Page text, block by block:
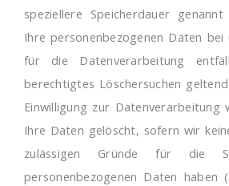
speziellere Speicherdauer
Ihre personenbezogenen Daten
für die Datenverarbeitung
berechtigtes Löschersuchen
Einwilligung zur Datenverarbeitung
Ihre Daten gelöscht, sofern wir
zulässigen Gründe für die
personenbezogenen Daten